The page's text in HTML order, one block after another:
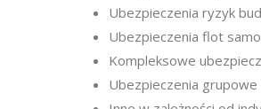
Ubezpieczenia ryzyk
Ubezpieczenia flot
Kompleksowe
Ubezpieczenia